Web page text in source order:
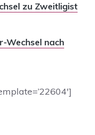
zu Zweitligist
Wechsel nach